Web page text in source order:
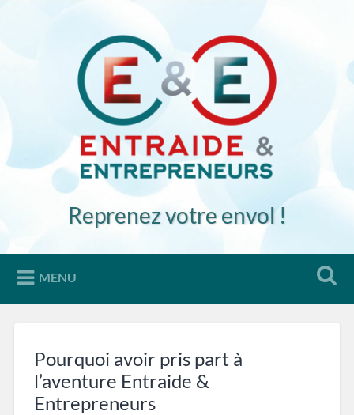
Reprenez votre envol !
MENU
Pourquoi avoir pris part à
l’aventure Entraide &
Entrepreneurs